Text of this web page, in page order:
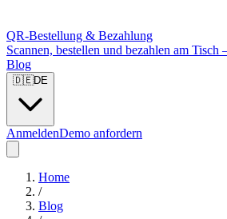
QR-Bestellung & Bezahlung
Scannen, bestellen und bezahlen am Tisch
Blog
🇩🇪DE
AnmeldenDemo anfordern
Home
/
Blog